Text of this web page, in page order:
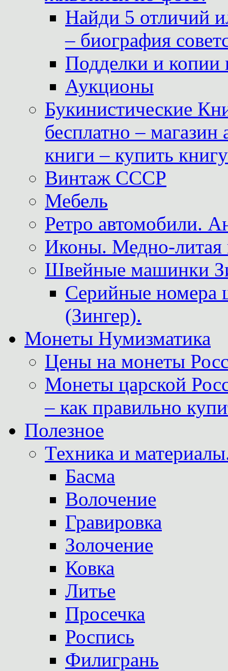
Найди 5 отличий
– биография
Подделки и копии
Аукционы
Букинистические
бесплатно –
книги – купить
Винтаж СССР
Мебель
Ретро автомобили.
Иконы. Медно-литая
Швейные машинки
Серийные
(Зингер).
Монеты Нумизматика
Цены на монеты
Монеты царской
– как правильно
Полезное
Техника и
Басма
Волочение
Гравировка
Золочение
Ковка
Литье
Просечка
Роспись
Филигрань